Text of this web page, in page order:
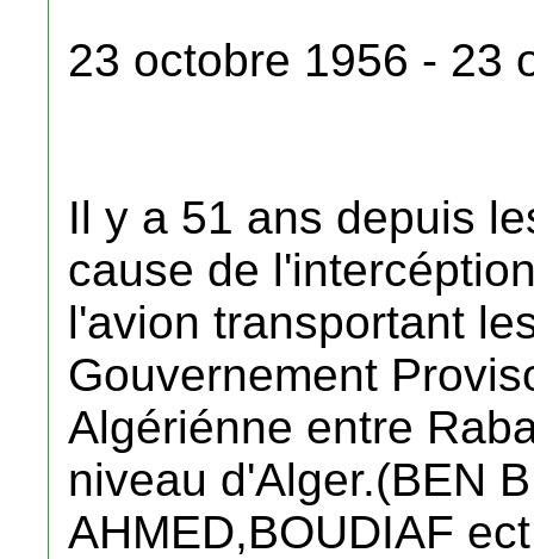
23 octobre 1956 - 23
Il y a 51 ans depuis
cause de
l'avion transportant
Gouvernement
Algériénne entre
niveau d'Alger.(BEN
AHMED,BOUDIAF